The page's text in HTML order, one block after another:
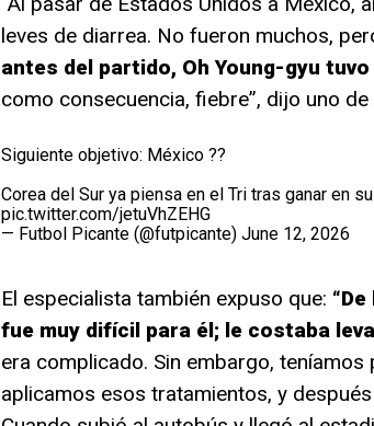
leves de diarrea. No fueron muchos,
antes del partido, Oh Young-gyu
como consecuencia, fiebre”, dijo uno
Siguiente objetivo: México ??
Corea del Sur ya piensa en el Tri tras ganar en
pic.twitter.com/jetuVhZEHG
— Futbol Picante (@futpicante) June 12, 2026
El especialista también expuso que:
fue muy difícil para él; le costaba
era complicado. Sin embargo,
aplicamos esos tratamientos, y